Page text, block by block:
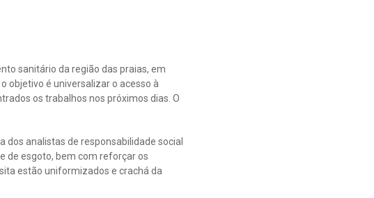
sanitário da região das praias, em
objetivo é universalizar o acesso à
os trabalhos nos próximos dias. O
dos analistas de responsabilidade social
de esgoto, bem com reforçar os
estão uniformizados e crachá da